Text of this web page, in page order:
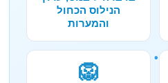
הנילוס הכחול
והמערות
🦁